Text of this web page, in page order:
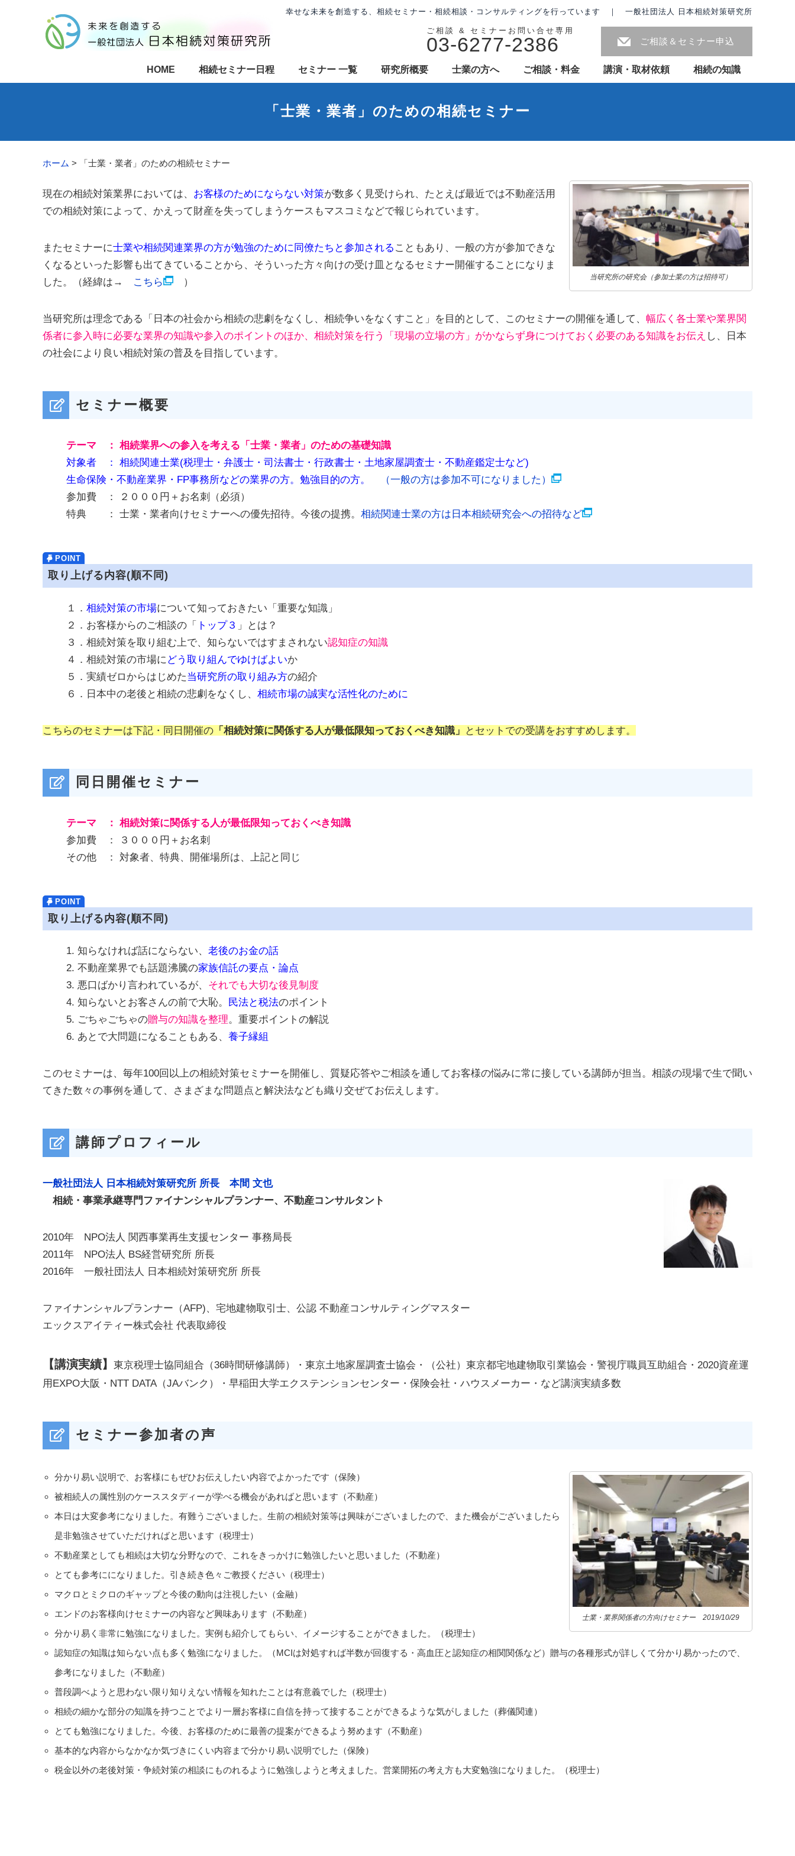
ご相談 & セミナーお問い合せ専用
03-6277-2386 ご相談＆セミナー申込
幸せな未来を創造する、相続セミナー・相続相談・コンサルティングを行っています ｜ 一般社団法人 日本相続対策研究所
HOME 相続セミナー日程 セミナー 一覧 研究所概要 士業の方へ ご相談・料金 講演・取材依頼 相続の知識
「士業・業者」のための相続セミナー
ホーム > 「士業・業者」のための相続セミナー
当研究所の研究会（参加士業の方は招待可）
現在の相続対策業界においては、 お客様のためにならない対策が数多く見受けられ、たとえば最近では不動産活用
での相続対策によって、かえって財産を失ってしまうケースもマスコミなどで報じられています。
またセミナーに士業や相続関連業界の方が勉強のために同僚たちと参加される こともあり、一般の方が参加できな
くなるといった影響も出てきていることから、そういった方々向けの受け皿となるセミナー開催することになりま
した。（経緯は→
こちら ）
当研究所は理念である「日本の社会から相続の悲劇をなくし、相続争いをなくすこと」を目的として、このセミナーの開催を通して、 幅広く各士業や業界関
係者に参入時に必要な業界の知識や参入のポイントのほか、相続対策を行う「現場の立場の方」がかならず身につけておく必要のある知識をお伝え し、日本
の社会により良い相続対策の普及を目指しています。
セミナー概要
テーマ ： 相続業界への参入を考える「士業・業者」のための基礎知識
対象者 ： 相続関連士業(税理士・弁護士・司法書士・行政書士・土地家屋調査士・不動産鑑定士など)
生命保険・不動産業界・FP事務所などの業界の方。勉強目的の方。
（一般の方は参加不可になりました）
参加費 ： ２０００円＋お名刺（必須）
特典 ： 士業・業者向けセミナーへの優先招待。今後の提携。 相続関連士業の方は日本相続研究会への招待など
取り上げる内容(順不同)
１． 相続対策の市場について知っておきたい「重要な知識」
２．お客様からのご相談の「
トップ３ 」とは？
３．相続対策を取り組む上で、知らないではすまされない認知症の知識
４．相続対策の市場に どう取り組んでゆけばよいか
５．実績ゼロからはじめた当研究所の取り組み方の紹介
６．日本中の老後と相続の悲劇をなくし、 相続市場の誠実な活性化のために
こちらのセミナーは下記・同日開催の 「相続対策に関係する人が最低限知っておくべき知識」 とセットでの受講をおすすめします。
同日開催セミナー
テーマ ： 相続対策に関係する人が最低限知っておくべき知識
参加費 ： ３０００円＋お名刺
その他 ： 対象者、特典、開催場所は、上記と同じ
取り上げる内容(順不同)
1. 知らなければ話にならない、 老後のお金の話
2. 不動産業界でも話題沸騰の家族信託の要点・論点
3. 悪口ばかり言われているが、 それでも大切な後見制度
4. 知らないとお客さんの前で大恥。
民法と税法のポイント
5. ごちゃごちゃの贈与の知識を整理。重要ポイントの解説
6. あとで大問題になることもある、 養子縁組
このセミナーは、毎年100回以上の相続対策セミナーを開催し、質疑応答やご相談を通してお客様の悩みに常に接している講師が担当。相談の現場で生で聞い
てきた数々の事例を通して、さまざまな問題点と解決法なども織り交ぜてお伝えします。
講師プロフィール
一般社団法人 日本相続対策研究所 所長 本間 文也
相続・事業承継専門ファイナンシャルプランナー、不動産コンサルタント
2010年 NPO法人 関西事業再生支援センター 事務局長
2011年 NPO法人 BS経営研究所 所長
2016年 一般社団法人 日本相続対策研究所 所長
ファイナンシャルプランナー（AFP)、宅地建物取引士、公認 不動産コンサルティングマスター
エックスアイティー株式会社 代表取締役
【講演実績】
東京税理士協同組合（36時間研修講師）・東京土地家屋調査士協会・（公社）東京都宅地建物取引業協会・警視庁職員互助組合・2020資産運
用EXPO大阪・NTT DATA（JAバンク）・早稲田大学エクステンションセンター・保険会社・ハウスメーカー・など講演実績多数
セミナー参加者の声
士業・業界関係者の方向けセミナー 2019/10/29
分かり易い説明で、お客様にもぜひお伝えしたい内容でよかったです（保険）
被相続人の属性別のケーススタディーが学べる機会があればと思います（不動産）
本日は大変参考になりました。有難うございました。生前の相続対策等は興味がございましたので、また機会がございましたら
是非勉強させていただければと思います（税理士）
不動産業としても相続は大切な分野なので、これをきっかけに勉強したいと思いました（不動産）
とても参考にになりました。引き続き色々ご教授ください（税理士）
マクロとミクロのギャップと今後の動向は注視したい（金融）
エンドのお客様向けセミナーの内容など興味あります（不動産）
分かり易く非常に勉強になりました。実例も紹介してもらい、イメージすることができました。（税理士）
認知症の知識は知らない点も多く勉強になりました。（MCIは対処すれば半数が回復する・高血圧と認知症の相関関係など）贈与の各種形式が詳しくて分かり易かったので、
参考になりました（不動産）
普段調べようと思わない限り知りえない情報を知れたことは有意義でした（税理士）
相続の細かな部分の知識を持つことでより一層お客様に自信を持って接することができるような気がしました（葬儀関連）
とても勉強になりました。今後、お客様のために最善の提案ができるよう努めます（不動産）
基本的な内容からなかなか気づきにくい内容まで分かり易い説明でした（保険）
税金以外の老後対策・争続対策の相談にものれるように勉強しようと考えました。営業開拓の考え方も大変勉強になりました。（税理士）